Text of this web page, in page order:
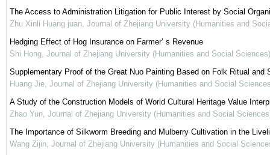
The Access to Administration Litigation for Public Interest by Social
Zhu Xinli Huang juan, Journal of Zhejiang University (Humanities and
Hedging Effect of Hog Insurance on Farmer’ s Revenue
Shi Hong, Journal of Zhejiang University (Humanities and Social Sciences)
Supplementary Proof of the Great Nuo Painting Based on Folk Ritual and
Huang Jie, Journal of Zhejiang University (Humanities and Social
A Study of the Construction Models of World Cultural Heritage Value
Zhao Yun, Journal of Zhejiang University (Humanities and Social
The Importance of Silkworm Breeding and Mulberry Cultivation in the
Wang Zijin, Journal of Zhejiang University (Humanities and Social